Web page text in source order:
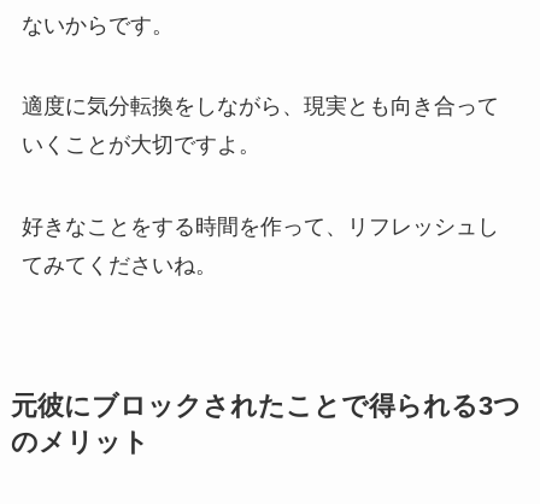
ないからです。
適度に気分転換をしながら、現実とも向き合って
いくことが大切ですよ。
好きなことをする時間を作って、リフレッシュし
てみてくださいね。
元彼にブロックされたことで得られる3つ
のメリット